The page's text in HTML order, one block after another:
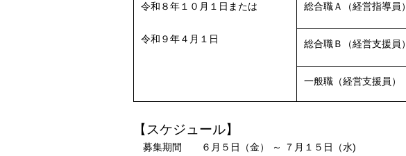
令和８年１０月１日または
令和９年４月１日
総合職Ａ（経営指導員）
総合職Ｂ（経営支援員）
一般職（経営支援員）
【スケジュール】
募集期間 ６月５日（金） ～ ７月１５日（水)